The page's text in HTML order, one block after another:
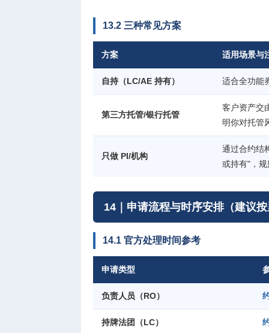
13.2 三种常见方案
方案 适用场景与
自持（LC/AE 持有） 适合全功能
第三方托管/银行托管
客户资产交
明你对托管
只做 PI/机构
通过合约结
或持有"，
14｜申请流程与时序安排（建议
14.1 官方处理时间参考
申请类型
负责人员（RO）
持牌法团（LC）